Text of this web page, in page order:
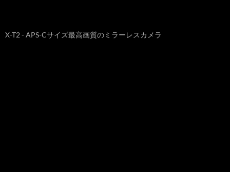
X-T2 - APS-Cサイズ最高画質のミラーレスカメラ